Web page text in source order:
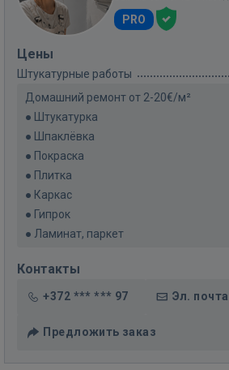
PRO
Цены
Штукатурные работы
Домашний ремонт от 2-20€/м²
● Штукатурка
● Шпаклёвка
● Покраска
● Плитка
● Каркас
● Гипрок
● Ламинат, паркет
Контакты
+372 *** *** 97 Эл. почта
Предложить заказ